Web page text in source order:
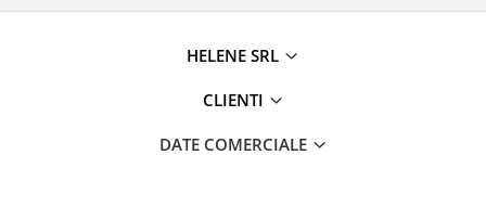
Compresoare
HELENE SRL
CLIENTI
DATE COMERCIALE